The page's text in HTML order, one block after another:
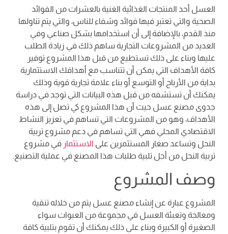
العسل أحد المنتجات الغذائية الغنية بالعشرات من الفوائد
الصحية والتي تعتبر فيها فوائد وشفاء للناس، والتي يتم تناولها
منذ القدم، بالإضافة إلى أن استخدامها بشكل صناعي وفي
العديد من المشروعات التجارية ساهم ذلك في زيادة الطلب
عليها وبناء على ذلك تستطيع من قبل هذا المشروع توفير
كافة الأهداف التي يمكن أن تتناسب مع أهدافك الاستثمارية
بداية من الأرباح أو التوسع أو بناء علامة تجارية قوية وذلك
يمكنك أن تستشفه من قبل هذه البيانات التي توجد في دراسة
جدوى مصنع عسل حيث أن هذا المشروع كي تصل إلى هذه
الأهداف، وهو من المشروعات التي تساهم في تعزيز النشاط
الاقتصادي المحلي فهي التي تساهم في دعم مشروع تربية
النحل وتساعد صغار المستثمرين على الاستثمار في مشروع
تربية النحل من أجل تلبية طلبات هذا المصنع في عملية التصنيع.
وصف المشروع
المشروع عبارة عن إنشاء مصنع عسل يتم من خلاله تنقية
ومعالجة وتعبئة العسل في مجموعة من العبوات سواء
الصغيرة أو الكبيرة وبناء على ذلك يمكنك أن تقوم بتلبية كافة